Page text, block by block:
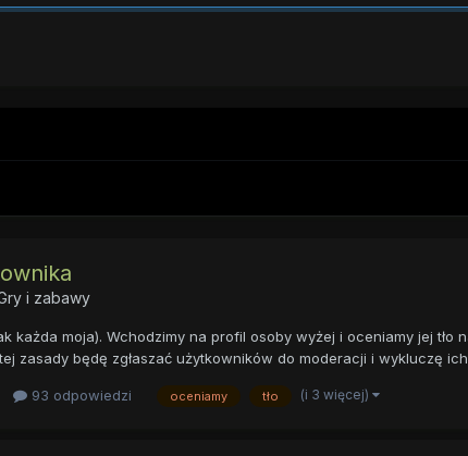
i zabawy
każda moja). Wchodzimy na profil osoby wyżej i oceniamy jej tło
zasady będę zgłaszać użytkowników do moderacji i wykluczę
93 odpowiedzi oceniamy tło (i 3 więcej)